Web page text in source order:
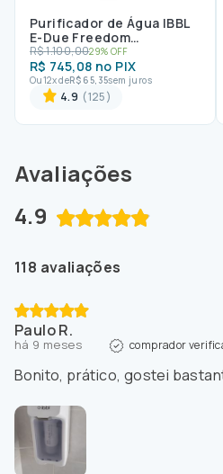
Purificador de Água IBBL
E-Due Freedom
Eletrônico Branco Bivolt
R$1.100,0029% OFF
R$ 745,08 no PIX
Ou12x deR$ 65 35sem juros
4.9 (125)
Avaliações
4.9
118 avaliações
Paulo R.
há 9 meses comprador
Bonito, prático, gostei